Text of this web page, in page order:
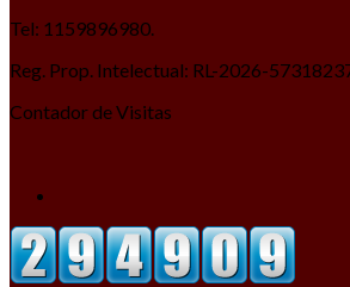
Tel: 1159896980.
Reg. Prop. Intelectual: RL-2026-
Contador de Visitas